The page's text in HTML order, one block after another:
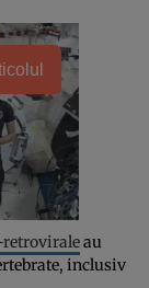
retroviraleau
inclusiv